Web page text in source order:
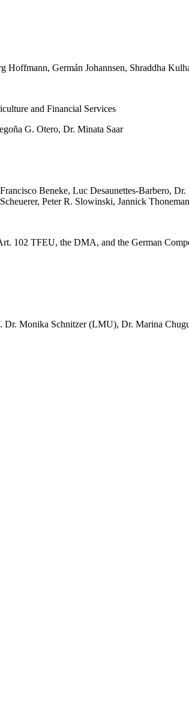
Hoffmann, Germán Johannsen, Shraddha
and Financial Services
G. Otero, Dr. Minata Saar
Beneke, Luc Desaunettes-Barbero,
Peter R. Slowinski, Jannick
102 TFEU, the DMA, and the German
Monika Schnitzer (LMU), Dr. Marina